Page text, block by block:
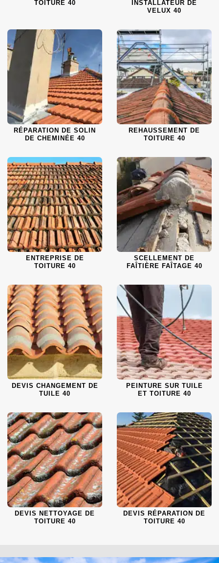
TOITURE 40
INSTALLATEUR DE
VELUX 40
RÉPARATION DE SOLIN
DE CHEMINÉE 40
REHAUSSEMENT DE
TOITURE 40
ENTREPRISE DE
TOITURE 40
SCELLEMENT DE
FAÎTIÈRE FAÎTAGE 40
DEVIS CHANGEMENT DE
TUILE 40
PEINTURE SUR TUILE
ET TOITURE 40
DEVIS NETTOYAGE DE
TOITURE 40
DEVIS RÉPARATION DE
TOITURE 40